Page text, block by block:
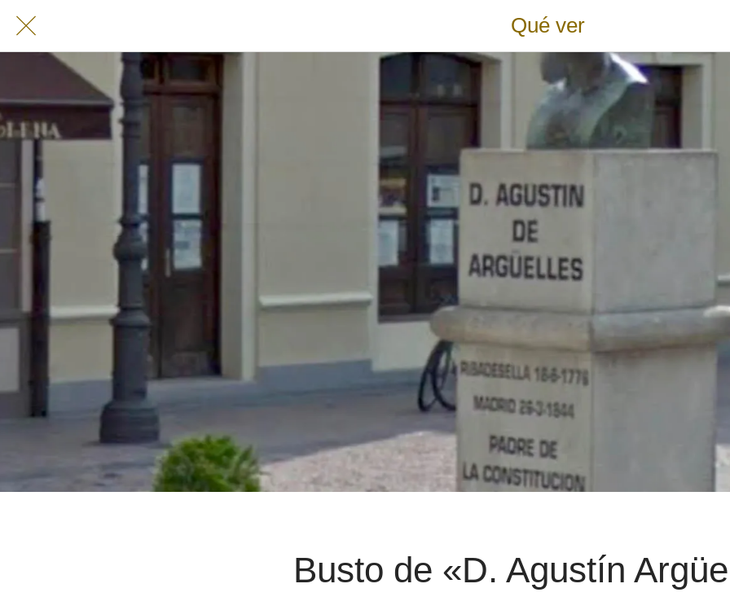
Qué ver
Busto de «D. Agustín